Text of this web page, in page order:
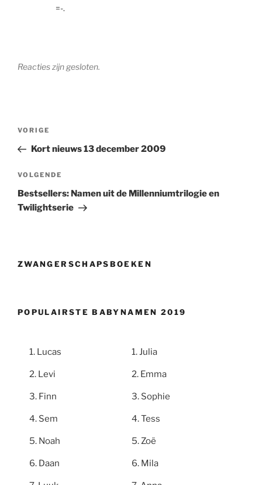
=-.
Reacties zijn gesloten.
Berichtnavigatie
Vorig
bericht
VORIGE
Kort nieuws 13 december 2009
Volgend
bericht
VOLGENDE
Bestsellers: Namen uit de Millenniumtrilogie en
Twilightserie
ZWANGERSCHAPSBOEKEN
POPULAIRSTE BABYNAMEN 2019
Lucas
Levi
Finn
Sem
Noah
Daan
Julia
Emma
Sophie
Tess
Zoë
Mila